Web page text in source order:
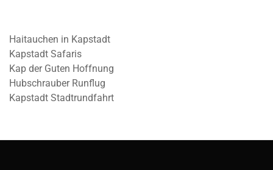
Haitauchen in Kapstadt
Kapstadt Safaris
Kap der Guten Hoffnung
Hubschrauber Runflug
Kapstadt Stadtrundfahrt